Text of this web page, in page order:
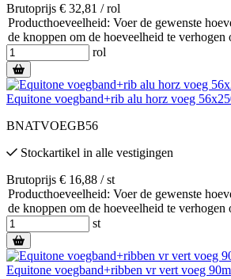
Brutoprijs € 32,81 / rol
Producthoeveelheid: Voer de gewenste
de knoppen om de hoeveelheid te verhogen
rol
Equitone voegband+rib alu horz voeg
BNATVOEGB56
Stockartikel in alle vestigingen
Brutoprijs € 16,88 / st
Producthoeveelheid: Voer de gewenste
de knoppen om de hoeveelheid te verhogen
st
Equitone voegband+ribben vr vert voeg